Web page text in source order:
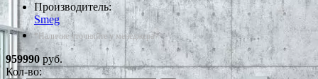
Производитель:
Smeg
*Наличие уточняйте у менеджера
959990руб.
Кол-во: